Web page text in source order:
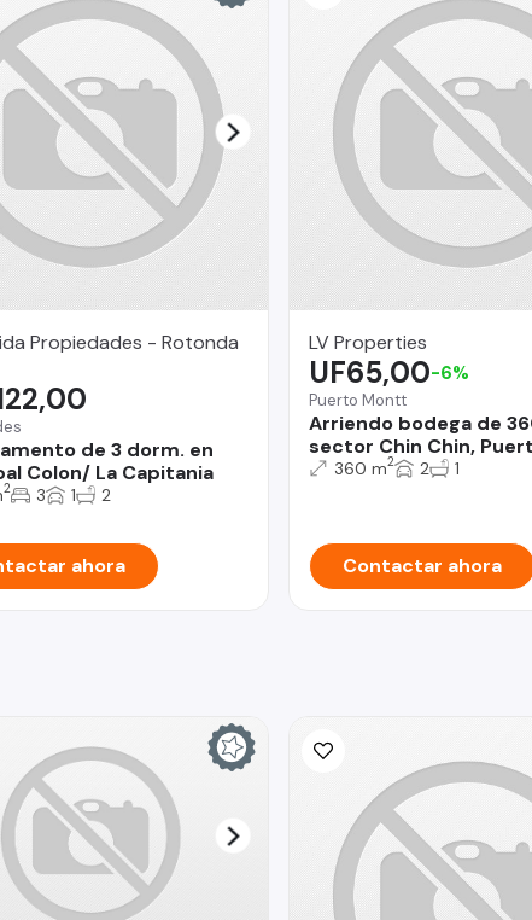
Propiedades - Rotonda
de 3 dorm. en
Colon/ La Capitania
2 3 1 2
ahora
LV Properties
Puerto Montt
Arriendo bodega de
sector Chin Chin,
UF65,00-6%
360 m2 2 1
Contactar ahora